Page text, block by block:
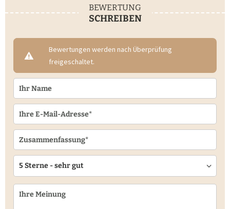
BEWERTUNG
SCHREIBEN
Bewertungen werden nach Überprüfung
freigeschaltet.